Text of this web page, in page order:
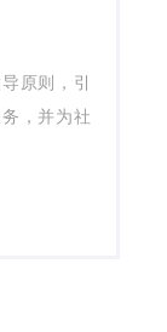
原则，引
，并为社